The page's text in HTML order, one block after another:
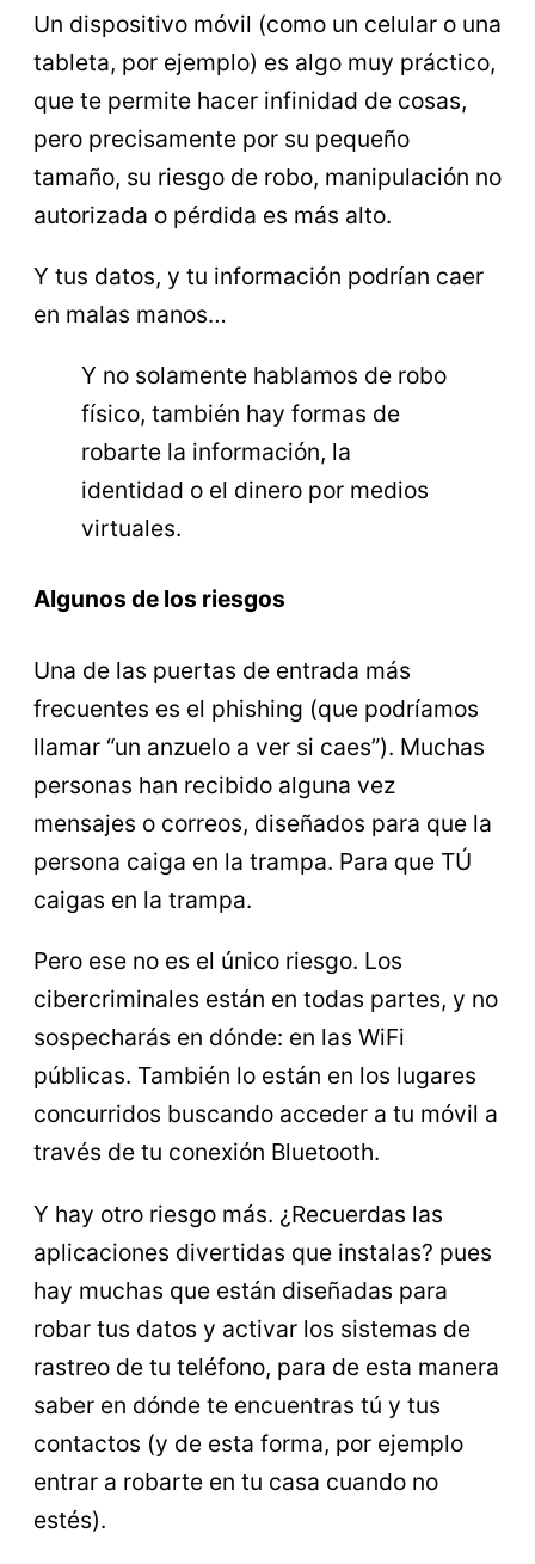
Un dispositivo móvil (como un celular o una
tableta, por ejemplo) es algo muy práctico,
que te permite hacer infinidad de cosas,
pero precisamente por su pequeño
tamaño, su riesgo de robo, manipulación no
autorizada o pérdida es más alto.
Y tus datos, y tu información podrían caer
en malas manos…
Y no solamente hablamos de robo
físico, también hay formas de
robarte la información, la
identidad o el dinero por medios
virtuales.
Algunos de los riesgos
Una de las puertas de entrada más
frecuentes es el phishing (que podríamos
llamar “un anzuelo a ver si caes”). Muchas
personas han recibido alguna vez
mensajes o correos, diseñados para que la
persona caiga en la trampa. Para que TÚ
caigas en la trampa.
Pero ese no es el único riesgo. Los
cibercriminales están en todas partes, y no
sospecharás en dónde: en las WiFi
públicas. También lo están en los lugares
concurridos buscando acceder a tu móvil a
través de tu conexión Bluetooth.
Y hay otro riesgo más. ¿Recuerdas las
aplicaciones divertidas que instalas? pues
hay muchas que están diseñadas para
robar tus datos y activar los sistemas de
rastreo de tu teléfono, para de esta manera
saber en dónde te encuentras tú y tus
contactos (y de esta forma, por ejemplo
entrar a robarte en tu casa cuando no
estés).